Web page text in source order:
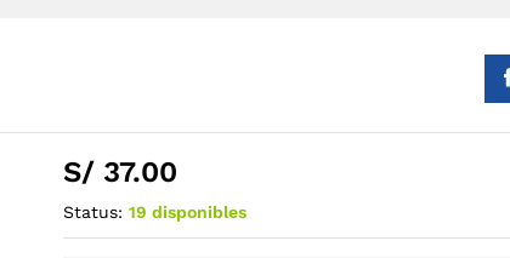
S/ 37.00
Status: 19 disponibles